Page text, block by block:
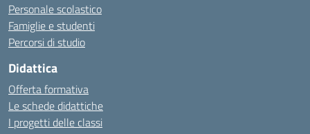
Personale scolastico
Famiglie e studenti
Percorsi di studio
Didattica
Offerta formativa
Le schede didattiche
I progetti delle classi